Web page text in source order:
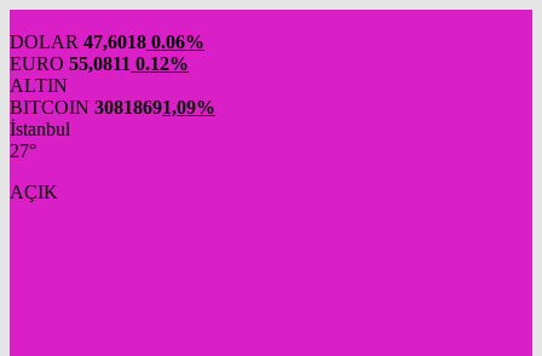
DOLAR 47,6018 0.06%
EURO 55,0811 0.12%
ALTIN
BITCOIN 30818691,09%
İstanbul
27°
AÇIK